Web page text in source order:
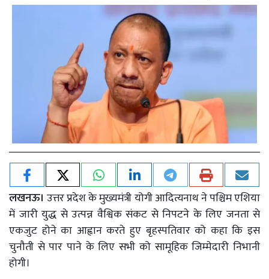
लखनऊ। उत्तर प्रदेश के मुख्यमंत्री योगी आदित्यनाथ ने पश्चिम एशिया
में जारी युद्ध से उत्पन्न वैश्विक संकट से निपटने के लिए जनता से
एकजुट होने का आह्वान करते हुए बृहस्पतिवार को कहा कि इस
चुनौती से पार पाने के लिए सभी को सामूहिक जिम्मेदारी निभानी
होगी।